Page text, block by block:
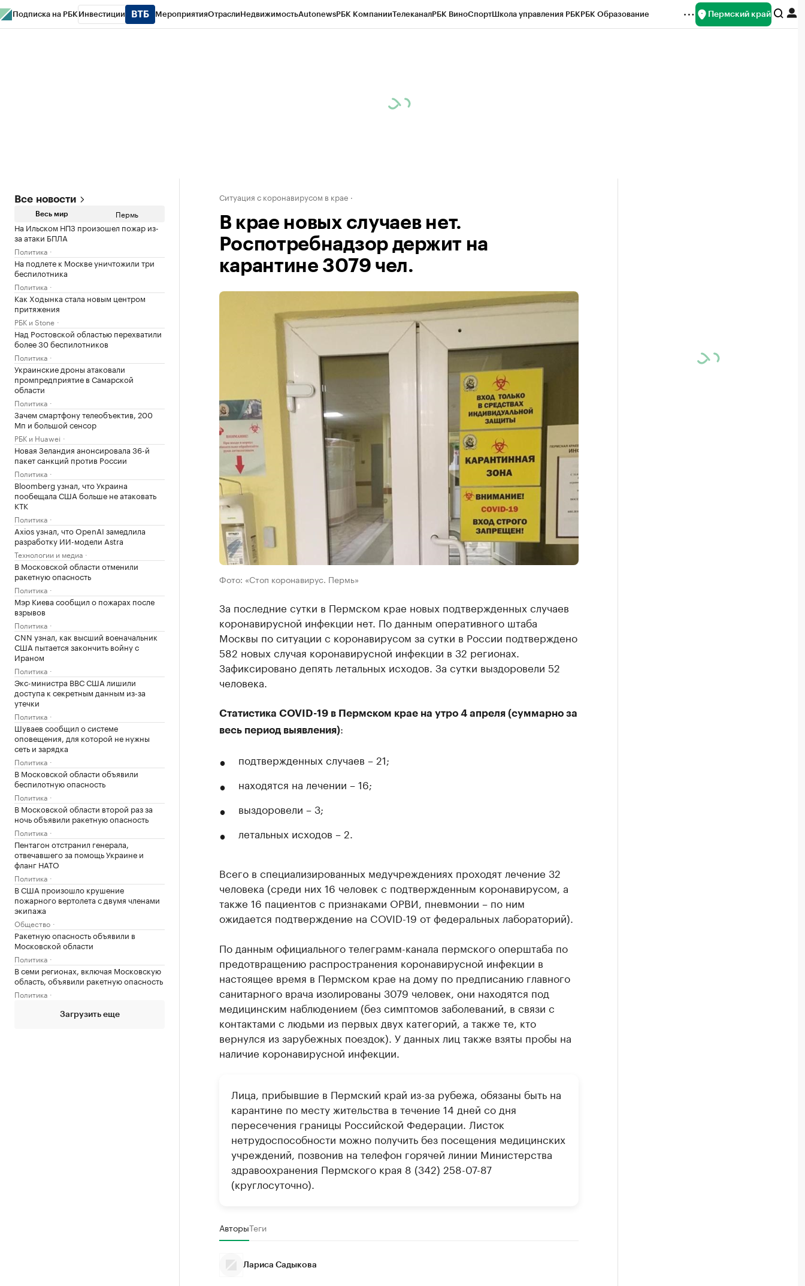
Подписка на РБК Инвестиции МероприятияОтраслиНедвижимостьAutonewsРБК КомпанииТелеканалРБК ВиноСпортШкола управления РБКРБК Образование Пермский край
Все новости
Весь мир Пермь
На Ильском НПЗ произошел пожар из-
за атаки БПЛА
Политика
На подлете к Москве уничтожили три
беспилотника
Политика
Как Ходынка стала новым центром
притяжения
РБК и Stone
Над Ростовской областью перехватили
более 30 беспилотников
Политика
Украинские дроны атаковали
промпредприятие в Самарской
области
Политика
Зачем смартфону телеобъектив, 200
Мп и большой сенсор
РБК и Huawei
Новая Зеландия анонсировала 36-й
пакет санкций против России
Политика
Bloomberg узнал, что Украина
пообещала США больше не атаковать
КТК
Политика
Axios узнал, что OpenAI замедлила
разработку ИИ-модели Astra
Технологии и медиа
В Московской области отменили
ракетную опасность
Политика
Мэр Киева сообщил о пожарах после
взрывов
Политика
CNN узнал, как высший военачальник
США пытается закончить войну с
Ираном
Политика
Экс-министра ВВС США лишили
доступа к секретным данным из-за
утечки
Политика
Шуваев сообщил о системе
оповещения, для которой не нужны
сеть и зарядка
Политика
В Московской области объявили
беспилотную опасность
Политика
В Московской области второй раз за
ночь объявили ракетную опасность
Политика
Пентагон отстранил генерала,
отвечавшего за помощь Украине и
фланг НАТО
Политика
В США произошло крушение
пожарного вертолета с двумя членами
экипажа
Общество
Ракетную опасность объявили в
Московской области
Политика
В семи регионах, включая Московскую
область, объявили ракетную опасность
Политика
Загрузить еще
Ситуация с коронавирусом в крае
В крае новых случаев нет.
Роспотребнадзор держит на
карантине 3079 чел.
Фото: «Стоп коронавирус. Пермь»
За последние сутки в Пермском крае новых подтвержденных случаев
коронавирусной инфекции нет. По данным оперативного штаба
Москвы по ситуации с коронавирусом за сутки в России подтверждено
582 новых случая коронавирусной инфекции в 32 регионах.
Зафиксировано депять летальных исходов. За сутки выздоровели 52
человека.
Статистика COVID-19 в Пермском крае на утро 4 апреля (суммарно за
весь период выявления):
подтвержденных случаев – 21;
находятся на лечении – 16;
выздоровели – 3;
летальных исходов – 2.
Всего в специализированных медучреждениях проходят лечение 32
человека (среди них 16 человек с подтвержденным коронавирусом, а
также 16 пациентов с признаками ОРВИ, пневмонии – по ним
ожидается подтверждение на COVID-19 от федеральных лабораторий).
По данным официального телеграмм-канала пермского оперштаба по
предотвращению распространения коронавирусной инфекции в
настоящее время в Пермском крае на дому по предписанию главного
санитарного врача изолированы 3079 человек, они находятся под
медицинским наблюдением (без симптомов заболеваний, в связи с
контактами с людьми из первых двух категорий, а также те, кто
вернулся из зарубежных поездок). У данных лиц также взяты пробы на
наличие коронавирусной инфекции.
Лица, прибывшие в Пермский край из-за рубежа, обязаны быть на
карантине по месту жительства в течение 14 дней со дня
пересечения границы Российской Федерации. Листок
нетрудоспособности можно получить без посещения медицинских
учреждений, позвонив на телефон горячей линии Министерства
здравоохранения Пермского края 8 (342) 258-07-87
(круглосуточно).
АвторыТеги
Лариса Садыкова